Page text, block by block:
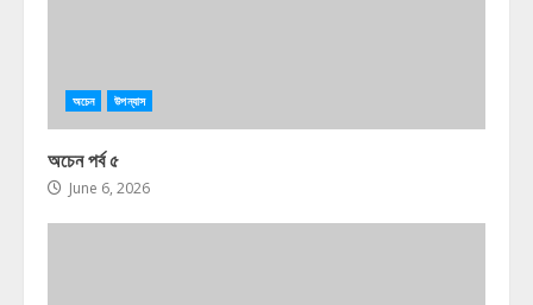
অচেন উপন্যাস
অচেন পর্ব ৫
June 6, 2026